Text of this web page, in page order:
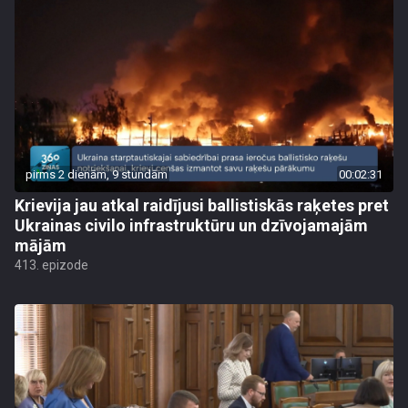
pirms 2 dienām, 9 stundām 00:02:31
Krievija jau atkal raidījusi ballistiskās raķetes pret
Ukrainas civilo infrastruktūru un dzīvojamajām
mājām
413. epizode